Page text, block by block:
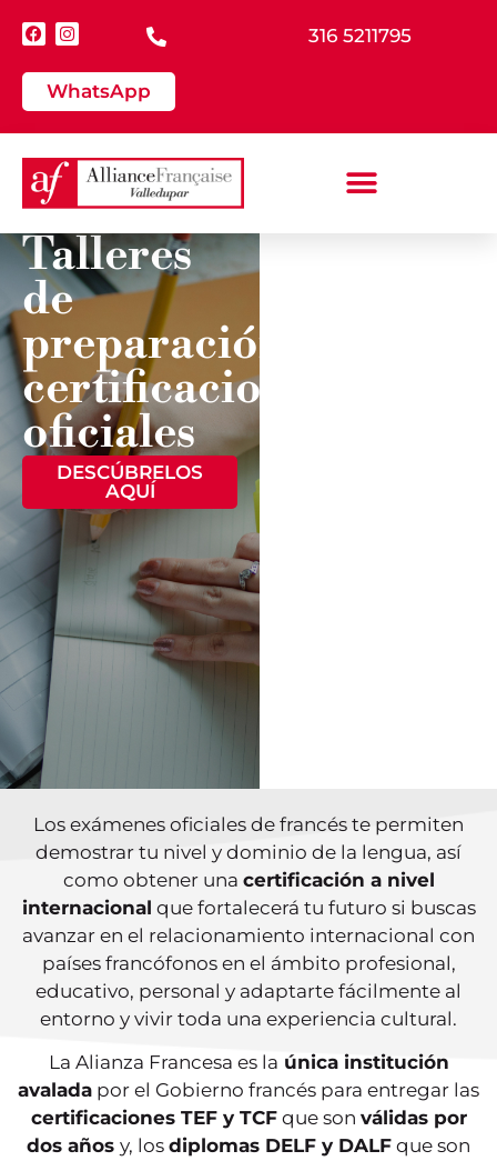
316 5211795
WhatsApp
Talleres
de
preparación
certificaciones
oficiales
DESCÚBRELOS
AQUÍ
Los exámenes oficiales de francés te permiten
demostrar tu nivel y dominio de la lengua, así
como obtener una certificación a nivel
internacional que fortalecerá tu futuro si buscas
avanzar en el relacionamiento internacional con
países francófonos en el ámbito profesional,
educativo, personal y adaptarte fácilmente al
entorno y vivir toda una experiencia cultural.
La Alianza Francesa es la única institución
avalada por el Gobierno francés para entregar las
certificaciones TEF y TCFque son válidas por
dos años y, los diplomas DELF y DALF que son